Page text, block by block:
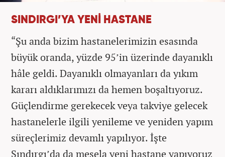
SINDIRGI’YA YENİ HASTANE
“Şu anda bizim hastanelerimizin esasında
büyük oranda, yüzde 95’in üzerinde dayanıklı
hâle geldi. Dayanıklı olmayanları da yıkım
kararı aldıklarımızı da hemen boşaltıyoruz.
Güçlendirme gerekecek veya takviye gelecek
hastanelerle ilgili yenileme ve yeniden yapım
süreçlerimiz devamlı yapılıyor. İşte
Sındırgı’da da mesela yeni hastane yapıyoruz